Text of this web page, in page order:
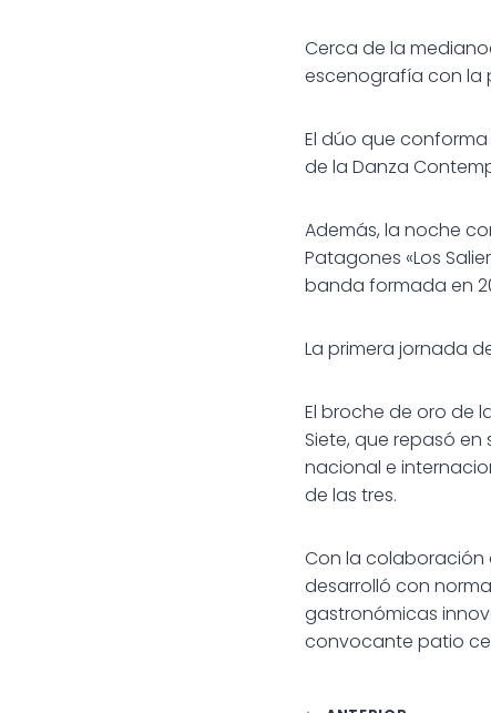
Cerca de la
escenografía con la
El dúo que
de la Danza
Además, la noche
Patagones «Los
banda formada en
La primera jornada
El broche de oro de
Siete, que repasó
nacional e
de las tres.
Con la colaboración
desarrolló con
gastronómicas
convocante patio